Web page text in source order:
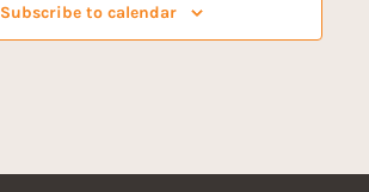
Subscribe to calendar